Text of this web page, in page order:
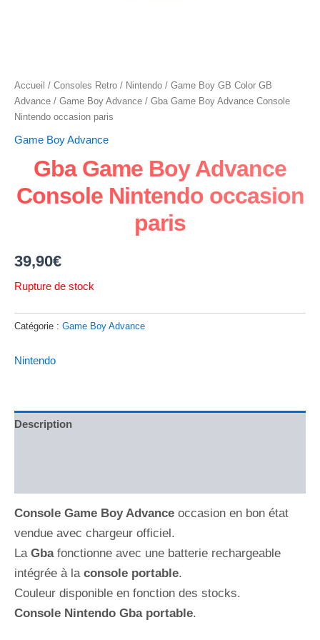
Accueil / Consoles Retro / Nintendo / Game Boy GB Color GB
Advance / Game Boy Advance / Gba Game Boy Advance Console
Nintendo occasion paris
Game Boy Advance
Gba Game Boy Advance
Console Nintendo occasion
paris
39,90€
Rupture de stock
Catégorie : Game Boy Advance
Nintendo
Description
Console Game Boy Advance occasion en bon état
vendue avec chargeur officiel.
La Gbafonctionne avec une batterie rechargeable
intégrée à la console portable.
Couleur disponible en fonction des stocks.
Console Nintendo Gba portable.